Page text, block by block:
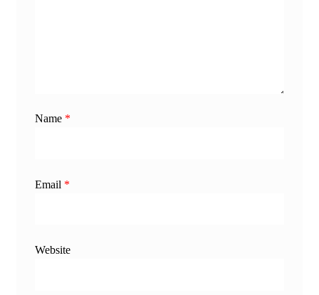
Name *
Email *
Website